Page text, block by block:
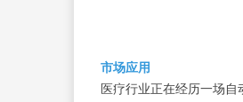
市场应用
医疗行业正在经历一场